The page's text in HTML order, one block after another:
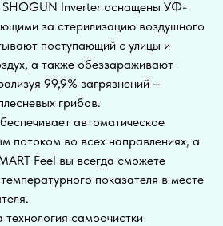
SHOGUN Inverter оснащены УФ-
за стерилизацию воздушного
поступающий с улицы и
а также обеззараживают
99,9% загрязнений –
грибов.
автоматическое
потоком во всех направлениях, а
Feel вы всегда сможете
показателя в месте
самоочистки